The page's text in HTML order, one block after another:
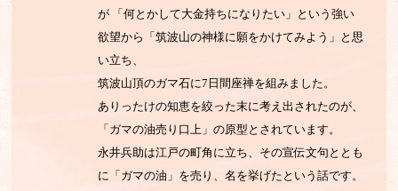
が 「何とかして大金持ちになりたい」という強い
欲望から「筑波山の神様に願をかけてみよう」と思
い立ち、
筑波山頂のガマ石に7日間座禅を組みました。
ありったけの知恵を絞った末に考え出されたのが、
「ガマの油売り口上」の原型とされています。
永井兵助は江戸の町角に立ち、その宣伝文句ととも
に「ガマの油」を売り、名を挙げたという話です。